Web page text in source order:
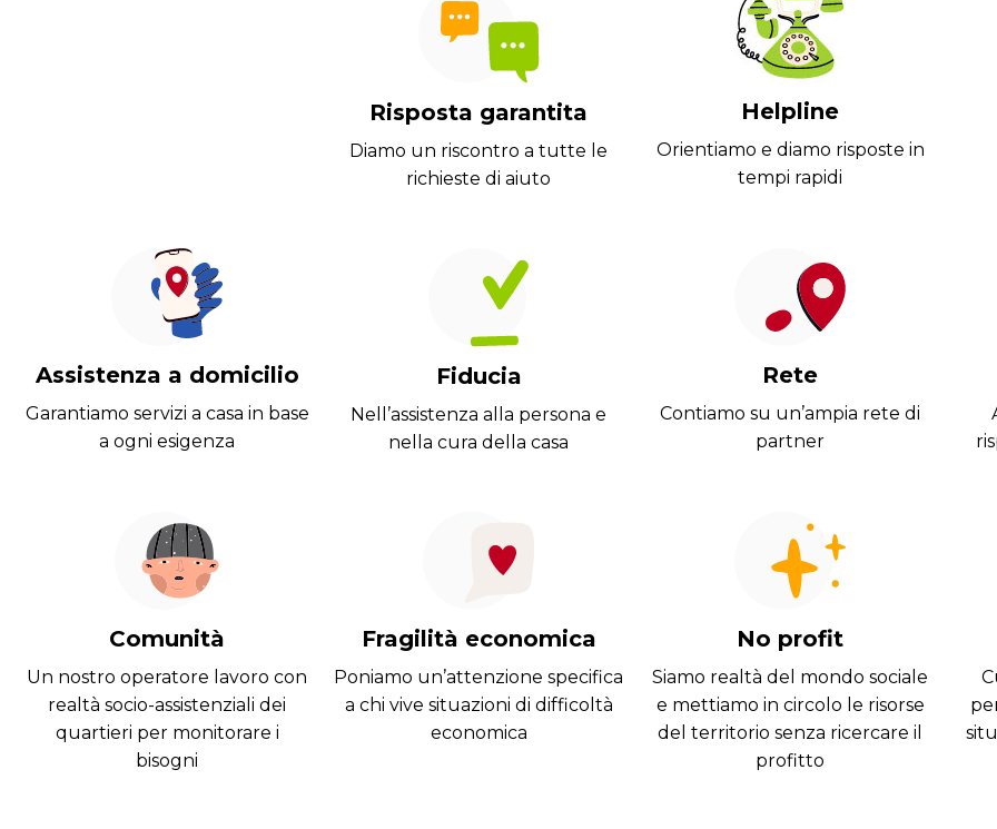
Risposta garantita
Diamo un riscontro a tutte le
richieste di aiuto
Helpline
Orientiamo e diamo risposte in
tempi rapidi
Assistenza a domicilio
Garantiamo servizi a casa in base
a ogni esigenza
Fiducia
Nell’assistenza alla persona e
nella cura della casa
Rete
Contiamo su un’ampia rete di
partner
Comunità
Un nostro operatore lavoro con
realtà socio-assistenziali dei
quartieri per monitorare i
bisogni
Fragilità economica
Poniamo un’attenzione specifica
a chi vive situazioni di difficoltà
economica
No profit
Siamo realtà del mondo sociale
e mettiamo in circolo le risorse
del territorio senza ricercare il
profitto